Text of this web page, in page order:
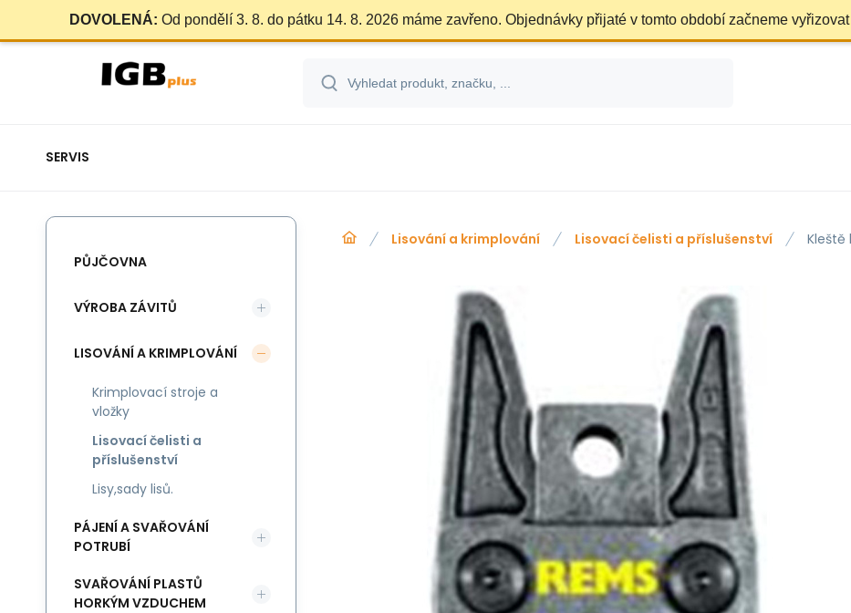
DOVOLENÁ: Od pondělí 3. 8. do pátku 14. 8. 2026 máme zavřeno. Objednávky přijaté v tomto období začneme
SERVIS
Lisování a krimplování Lisovací čelisti a příslušenství Kleště
PŮJČOVNA
VÝROBA ZÁVITŮ
LISOVÁNÍ A KRIMPLOVÁNÍ
Krimplovací stroje a
vložky
Lisovací čelisti a
příslušenství
Lisy,sady lisů.
PÁJENÍ A SVAŘOVÁNÍ
POTRUBÍ
SVAŘOVÁNÍ PLASTŮ
HORKÝM VZDUCHEM